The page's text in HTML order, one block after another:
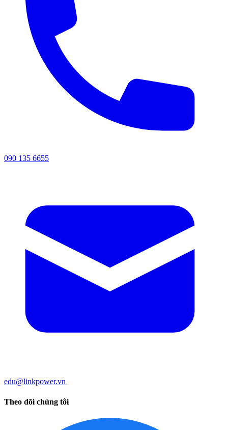
090 135 6655
edu@linkpower.vn
Theo dõi chúng tôi